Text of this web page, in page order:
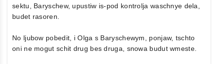
sektu, Baryschew, upustiw is-pod kontrolja waschnye dela,
budet rasoren.
No ljubow pobedit, i Olga s Baryschewym, ponjaw, tschto
oni ne mogut schit drug bes druga, snowa budut wmeste.